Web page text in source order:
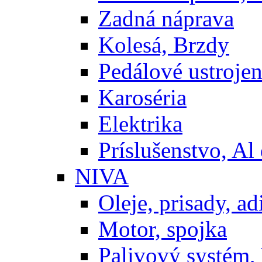
Zadná náprava
Kolesá, Brzdy
Pedálové
Karoséria
Elektrika
Príslušenstvo, Al
NIVA
Oleje, prisady,
Motor, spojka
Palivový